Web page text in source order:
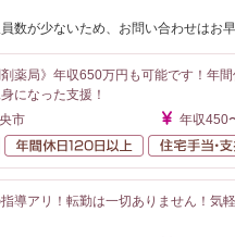
数が少ないため、お問い合わせはお早
剤薬局》年収650万円も可能です！年
になった支援！
市
年収450
高額給与
年間休日120日
導アリ！転勤は一切ありません！気